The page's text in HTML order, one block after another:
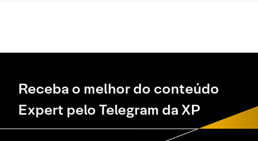
Receba o melhor do conteúdo
Expert pelo Telegram da XP